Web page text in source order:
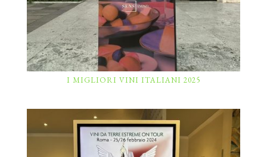
I MIGLIORI VINI ITALIANI 2025